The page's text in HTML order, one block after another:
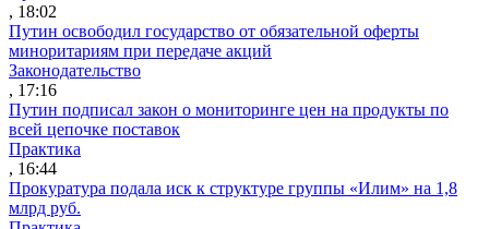
, 18:02
Путин освободил государство от обязательной оферты
миноритариям при передаче акций
Законодательство
, 17:16
Путин подписал закон о мониторинге цен на продукты по
всей цепочке поставок
Практика
, 16:44
Прокуратура подала иск к структуре группы «Илим» на 1,8
млрд руб.